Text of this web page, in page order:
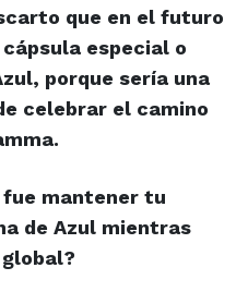
que en el futuro
especial o
porque sería una
celebrar el camino
mantener tu
de Azul mientras